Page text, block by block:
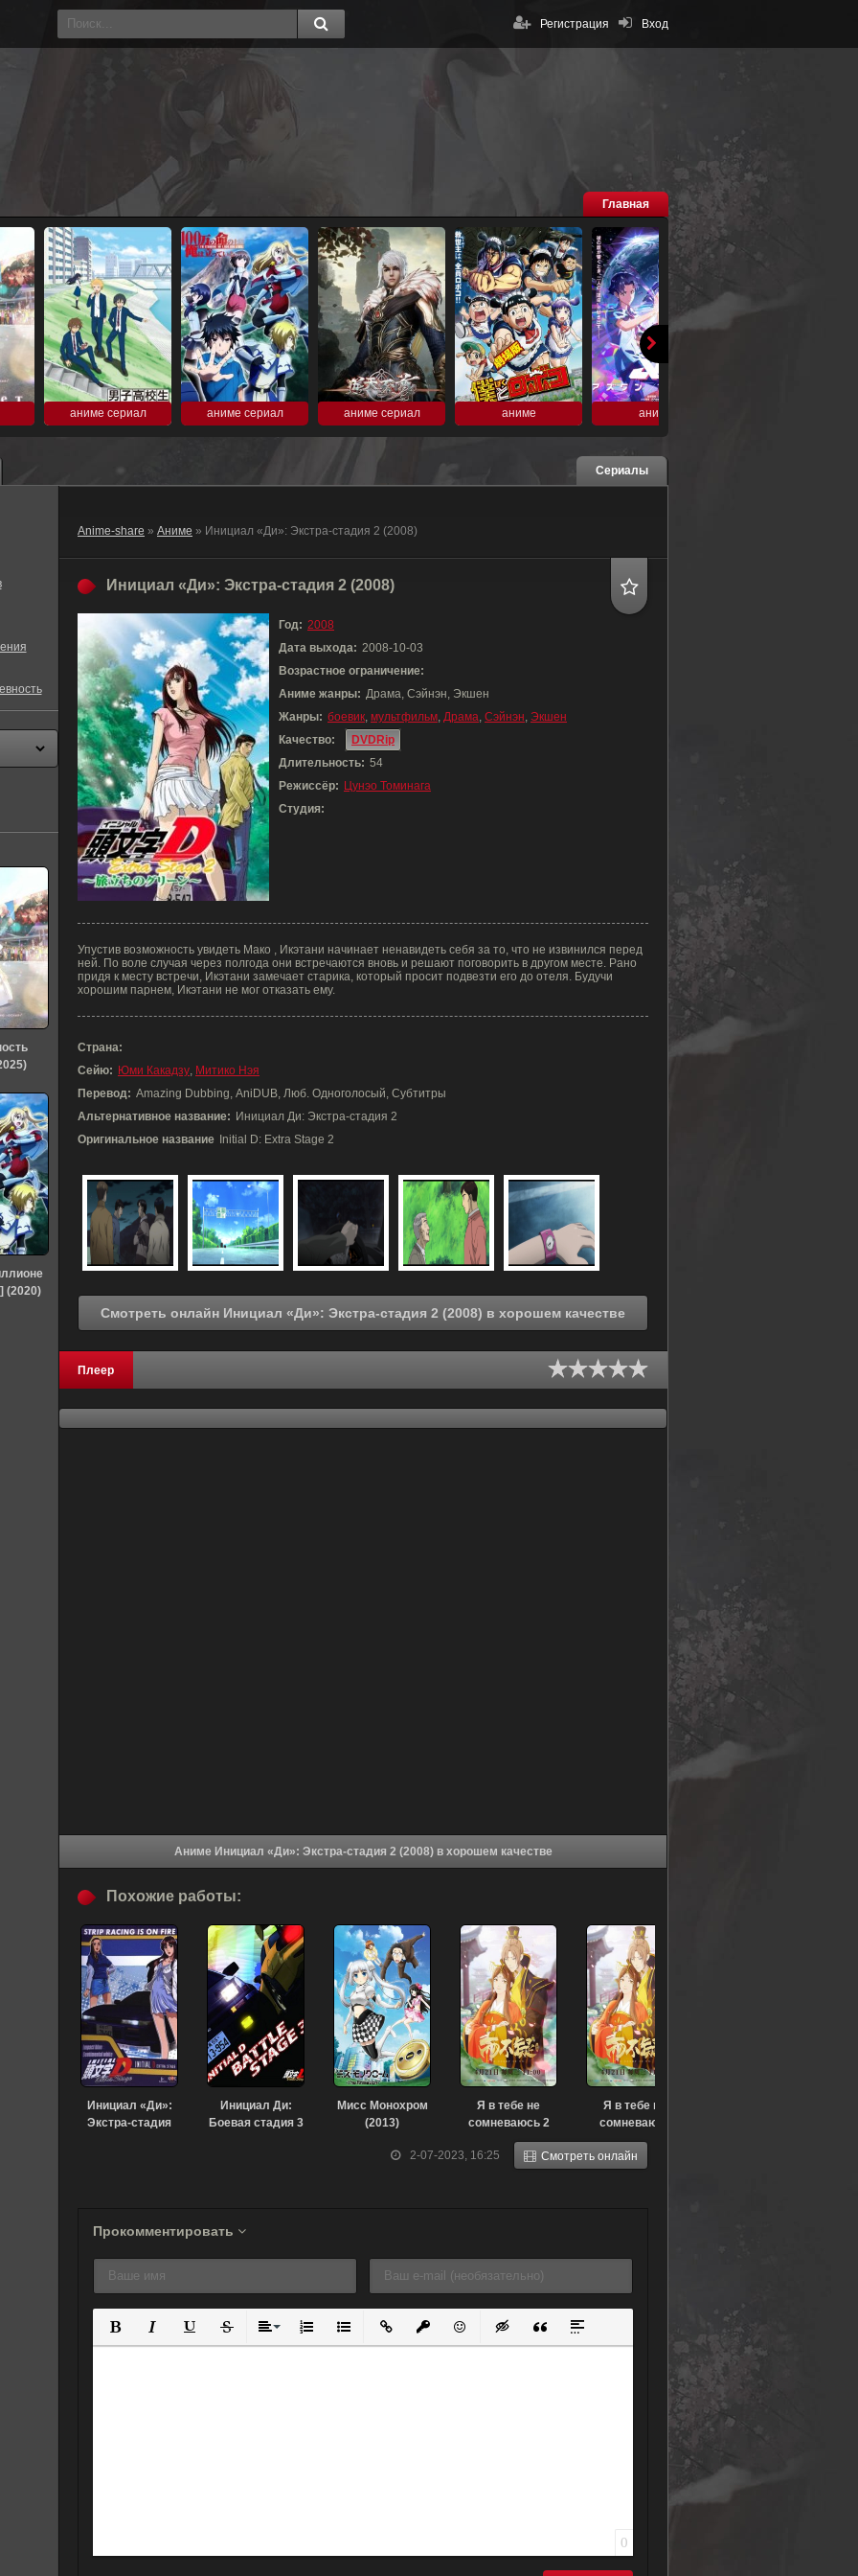
Вход
Регистрация
Главная
аниме сериал аниме сериал аниме сериал аниме аниме
Сериалы
Anime-share » Аниме » Инициал «Ди»: Экстра-стадия 2 (2008)
Инициал «Ди»: Экстра-стадия 2 (2008)
Год: 2008
Дата выхода: 2008-10-03
Возрастное ограничение:
Аниме жанры: Драма, Сэйнэн, Экшен
Жанры: боевик, мультфильм, Драма, Сэйнэн, Экшен
Качество:
DVDRip
Длительность: 54
Режиссёр: Цунэо Томинага
Студия:
Упустив возможность увидеть Мако , Икэтани начинает ненавидеть себя за то, что не извинился перед
ней. По воле случая через полгода они встречаются вновь и решают поговорить в другом месте. Рано
придя к месту встречи, Икэтани замечает старика, который просит подвезти его до отеля. Будучи
хорошим парнем, Икэтани не мог отказать ему.
Страна:
Сейю: Юми Какадзу, Митико Нэя
Перевод: Amazing Dubbing, AniDUB, Люб. Одноголосый, Субтитры
Альтернативное название: Инициал Ди: Экстра-стадия 2
Оригинальное название Initial D: Extra Stage 2
Смотреть онлайн Инициал «Ди»: Экстра-стадия 2 (2008) в хорошем качестве
Плеер
Аниме Инициал «Ди»: Экстра-стадия 2 (2008) в хорошем качестве
2-07-2023, 16:25 Смотреть онлайн
Похожие работы:
Инициал «Ди»:
Экстра-стадия
Инициал Ди:
Боевая стадия 3
Мисс Монохром
(2013)
Я в тебе не
сомневаюсь 2
(2022)
Я в тебе не
сомневаюсь
(2021)
Прокомментировать
Полужирный
КурсивПодчеркнутый
ЗачеркнутыйВыравнивание
Нумерованный список
Маркированный список
Вставить ссылку
Вставить защищенную ссылку
Вставить смайлик
Вставка скрытого текста
Вставка цитаты
Вставка спойлера
0
(2020)